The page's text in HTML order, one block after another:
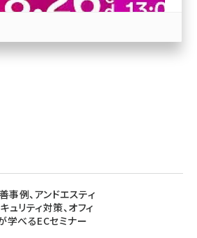
例、アンドエスティ
リティ対策、オフィ
学べるECセミナー